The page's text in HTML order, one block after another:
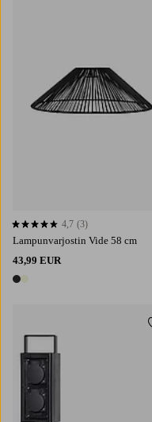
Lampunvarjostin Vide 58 cm
43,99 EUR
2 värejä
4,7 perustuen 3 arvosanaan
4,7 (3)